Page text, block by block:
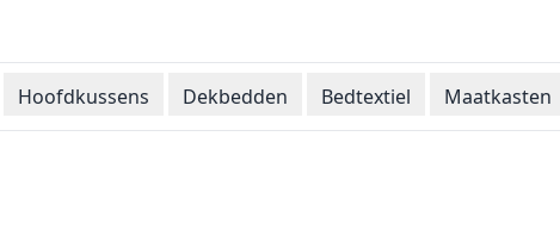
Hoofdkussens Dekbedden Bedtextiel Maatkasten